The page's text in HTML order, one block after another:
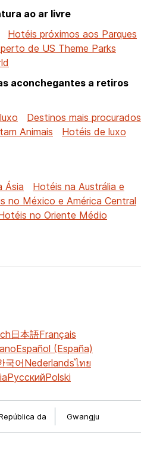
ao ar livre
Hotéis próximos aos Parques
de US Theme Parks
aconchegantes a retiros
Destinos mais procurados
Animais
Hotéis de luxo
Ásia
Hotéis na Austrália e
no México e América Central
no Oriente Médio
日本語Français
Español (España)
국어Nederlandsไทย
РусскийPolski
da Gwangju